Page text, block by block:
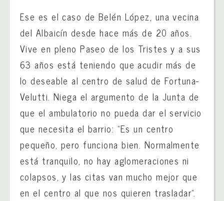
Ese es el caso de Belén López, una vecina
del Albaicín desde hace más de 20 años.
Vive en pleno Paseo de los Tristes y a sus
63 años está teniendo que acudir más de
lo deseable al centro de salud de Fortuna-
Velutti. Niega el argumento de la Junta de
que el ambulatorio no pueda dar el servicio
que necesita el barrio: “Es un centro
pequeño, pero funciona bien. Normalmente
está tranquilo, no hay aglomeraciones ni
colapsos, y las citas van mucho mejor que
en el centro al que nos quieren trasladar”.